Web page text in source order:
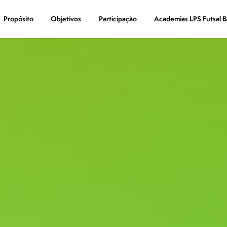
Propósito Objetivos Participação Academias LPS Futsal
Propósito Objetivos Participação Academias LPS Futsal